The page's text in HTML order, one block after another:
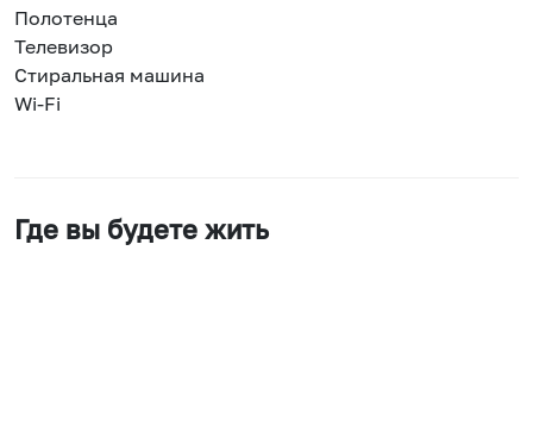
Полотенца
Телевизор
Стиральная машина
Wi-Fi
Где вы будете жить